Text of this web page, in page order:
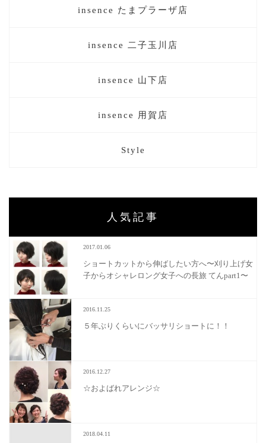
insence たまプラーザ店
insence 二子玉川店
insence 山下店
insence 用賀店
Style
人気記事
2017.01.06
ショートカットから伸ばしたい方へ〜刈り上げ女
子からオシャレロング女子への長旅 てんpart1〜
2016.11.25
５年ぶりくらいにバッサリショートに！！
2016.12.27
☆およばれアレンジ☆
2018.04.11